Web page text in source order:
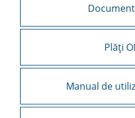
Plăți
Manual de